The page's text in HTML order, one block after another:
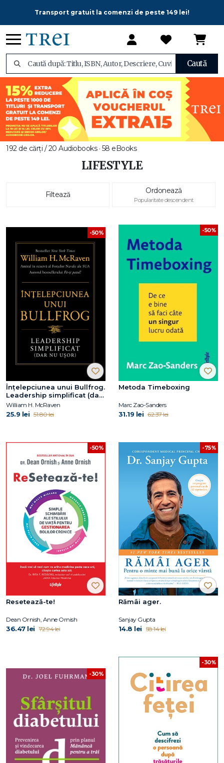
Transport gratuit la comenzi de peste 149 lei!
Caută
192 de cărți / 20 Audiobooks · 58 eBooks
LIFESTYLE
Filtează Ordonează
Popularitate descendent
-50%
Înțelepciunea unui Bullfrog.
Leadership simplificat (dar
nu ușor)
William H. McRaven
25.9 lei 51.80 lei
-50%
Metoda Timeboxing
Marc Zao-Sanders
31.19 lei 62.37 lei
-50%
Resetează-te!
Dean Ornish, Anne Ornish
36.47 lei 72.94 lei
-75%
Rămâi ager.
Sanjay Gupta
14.8 lei 58.14 lei
-30%
-30%